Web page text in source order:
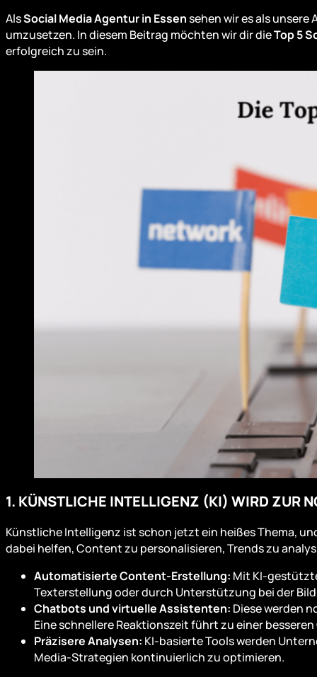
AlsSocial Media Agentur in Essensehen wir es als
umzusetzen. In diesem Beitrag möchten wir dir dieTop 5
erfolgreich zu sein.
1. KÜNSTLICHE INTELLIGENZ (KI) WIRD ZUR
Künstliche Intelligenz ist schon jetzt ein heißes Thema,
dabei helfen, Content zu personalisieren, Trends zu
Automatisierte Content-Erstellung: Mit KI-
Texterstellung oder durch Unterstützung bei der
Chatbots und virtuelle Assistenten: Diese werden
Eine schnellere Reaktionszeit führt zu einer
Präzisere Analysen: KI-basierte Tools werden
Media-Strategien kontinuierlich zu optimieren.